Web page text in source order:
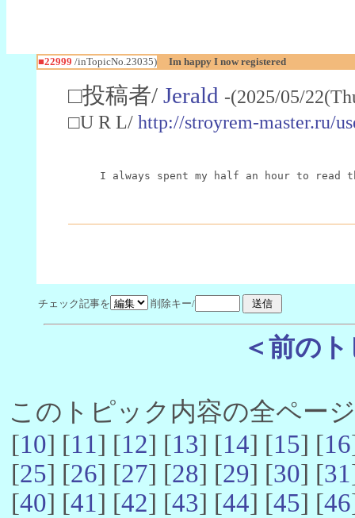
■22999 /inTopicNo.23035) Im happy I now registered
□投稿者/ Jerald -(2025/05/
□U R L/ http://stroyrem-master.ru/
I always spent my half an hour to
チェック記事を 削除キー/
＜前の
このトピック内容の全ペー
[10] [11] [12] [13] [14] [15] [16
[25] [26] [27] [28] [29] [30] [31
[40] [41] [42] [43] [44] [45] [46